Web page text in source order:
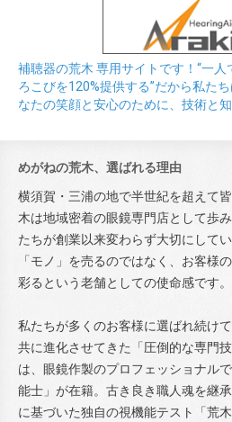
補聴器の荒木 専用サイトです！“一
ろこびを120%提供する”だから私た
なたの笑顔と安心のために、技術と
めがねの荒木、選ばれる理由
横須賀・三浦の地で半世紀を超えて
木は地域密着の眼鏡専門店として歩
たちが創業以来変わらず大切にして
「モノ」を売るのではなく、お客様
彩るという老舗としての使命感です。
私たちが多くのお客様に選ばれ続け
共に進化させてきた「圧倒的な専門
は、眼鏡作製のプロフェッショナル
能士」が在籍。古き良き職人魂を継
に基づいた独自の視機能テスト「荒